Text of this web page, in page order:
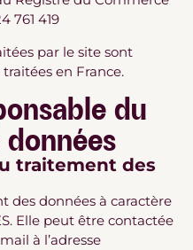
761 419
par le site sont
en France.
du
traitement des
des données à caractère
Elle peut être contactée
à l’adresse